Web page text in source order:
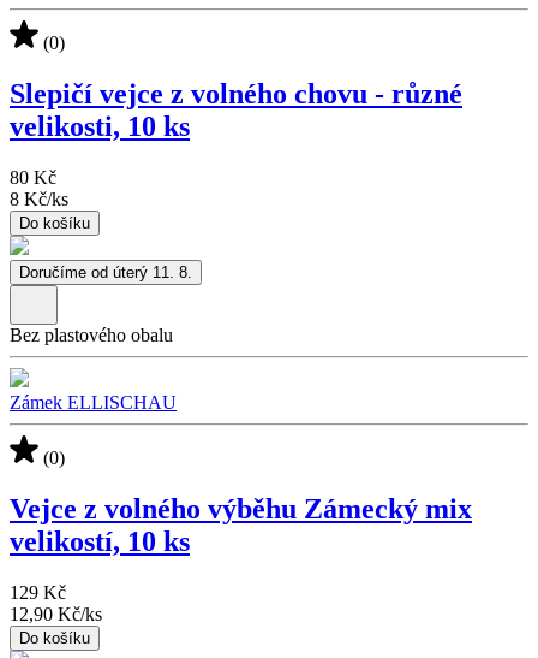
(0)
Slepičí vejce z volného chovu - různé
velikosti, 10 ks
80 Kč
8 Kč/ks
Do košíku
Doručíme od úterý 11. 8.
Bez plastového obalu
Zámek ELLISCHAU
(0)
Vejce z volného výběhu Zámecký mix
velikostí, 10 ks
129 Kč
12,90 Kč/ks
Do košíku